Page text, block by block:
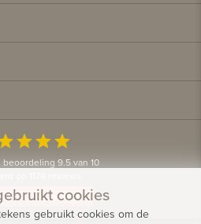
starstarstar
9.5 van 10
klantervaringen
cookies
gebruikt cookies om de